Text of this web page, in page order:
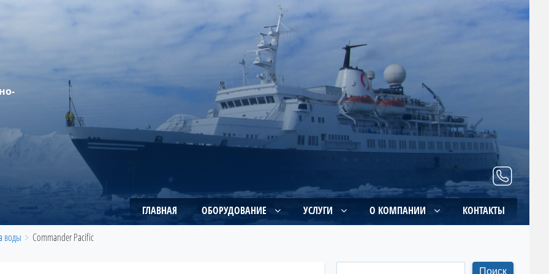
ГЛАВНАЯ ОБОРУДОВАНИЕ УСЛУГИ О КОМПАНИИ КОНТАКТЫ
воды Сommander Pacific